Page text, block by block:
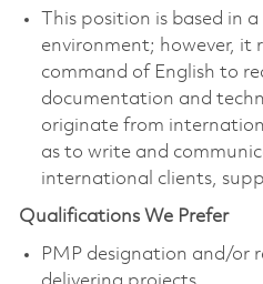
This position is based in
environment; however, it
command of English to
documentation and
originate from
as to write and
international clients,
Qualifications We Prefer
PMP designation and/or